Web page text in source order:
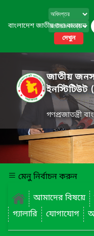
বাংলাদেশ জাতীয় তথ্য বাতায়ন
দেখুন
জাতীয়
ইনস্টিটিউট
গণপ্রজাতন্ত্রী
মেনু নির্বাচন করুন
আমাদের বিষয়ে
গ্যালারি
যোগাযোগ